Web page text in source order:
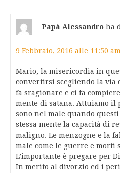
Papà Alessandro ha
9 Febbraio, 2016 alle 11:50
Mario, la misericordia in
convertirsi scegliendo la via
fa sragionare e ci fa
mente di satana. Attuiamo il
sono nel male quando
stessa mente la capacità di
maligno. Le menzogne e la
male come le guerre e morti
L’importante è pregare per
In merito al divorzio ed i